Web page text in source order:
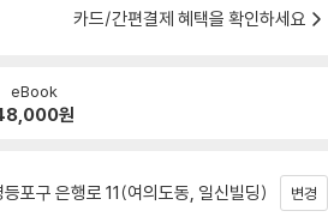
카드/간편결제 혜택을 확인하세요
eBook
원
포구 은행로 11(여의도동, 일신빌딩) 변경